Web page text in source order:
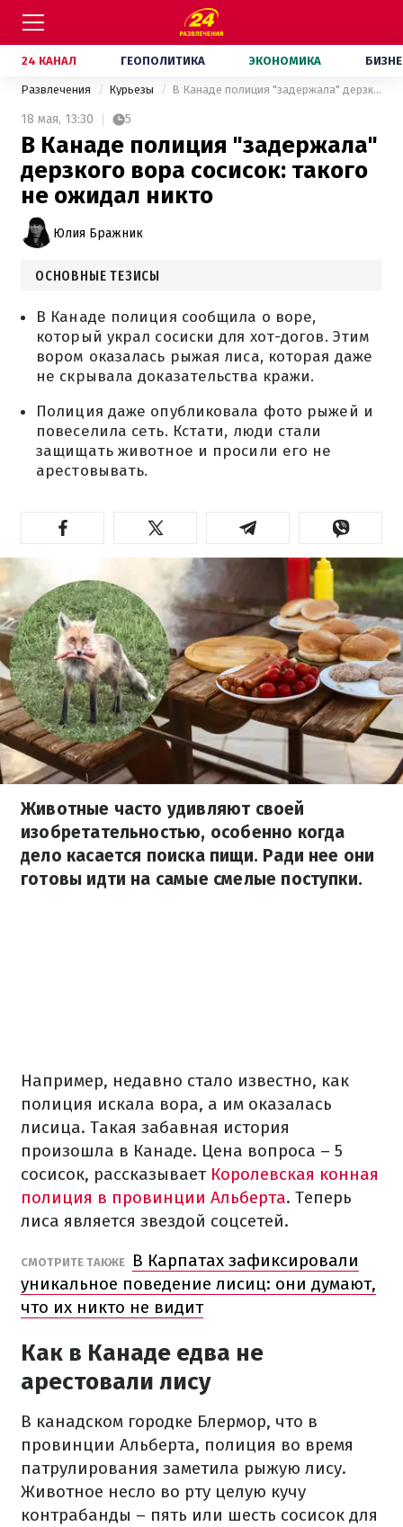
24 КАНАЛ ГЕОПОЛИТИКА ЭКОНОМИКА
Развлечения Курьезы В Канаде полиция "задержала" дерзкого вора сосисок: такого не ожидал никто
18 мая, 13:30 5
В Канаде полиция "задержала"
дерзкого вора сосисок: такого
не ожидал никто
Юлия Бражник
ОСНОВНЫЕ ТЕЗИСЫ
В Канаде полиция сообщила о воре,
который украл сосиски для хот-догов. Этим
вором оказалась рыжая лиса, которая даже
не скрывала доказательства кражи.
Полиция даже опубликовала фото рыжей и
повеселила сеть. Кстати, люди стали
защищать животное и просили его не
арестовывать.
Животные часто удивляют своей
изобретательностью, особенно когда
дело касается поиска пищи. Ради нее они
готовы идти на самые смелые поступки.
Например, недавно стало известно, как
полиция искала вора, а им оказалась
лисица. Такая забавная история
произошла в Канаде. Цена вопроса – 5
сосисок, рассказывает Королевская конная
полиция в провинции Альберта. Теперь
лиса является звездой соцсетей.
СМОТРИТЕ ТАКЖЕ
В Карпатах зафиксировали
уникальное поведение лисиц: они думают,
что их никто не видит
Как в Канаде едва не
арестовали лису
В канадском городке Блермор, что в
провинции Альберта, полиция во время
патрулирования заметила рыжую лису.
Животное несло во рту целую кучу
контрабанды – пять или шесть сосисок для